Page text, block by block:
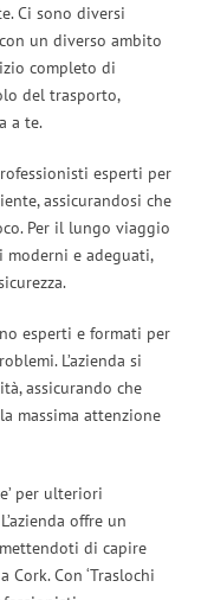
Ci sono diversi
un diverso ambito
completo di
del trasporto,
a te.
esperti per
assicurandosi che
Per il lungo viaggio
moderni e adeguati,
esperti e formati per
L’azienda si
assicurando che
massima attenzione
per ulteriori
offre un
di capire
Con ‘Traslochi